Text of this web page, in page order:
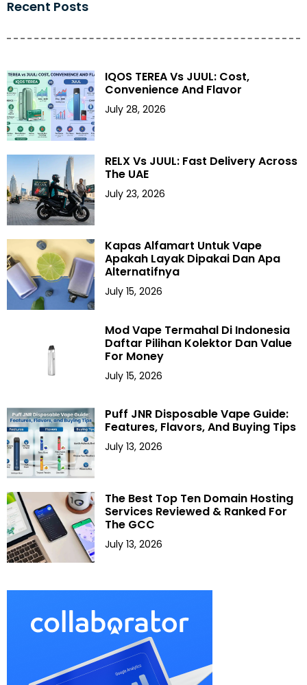
Recent Posts
IQOS TEREA Vs JUUL: Cost,
Convenience And Flavor
July 28, 2026
RELX Vs JUUL: Fast Delivery Across
The UAE
July 23, 2026
Kapas Alfamart Untuk Vape
Apakah Layak Dipakai Dan Apa
Alternatifnya
July 15, 2026
Mod Vape Termahal Di Indonesia
Daftar Pilihan Kolektor Dan Value
For Money
July 15, 2026
Puff JNR Disposable Vape Guide:
Features, Flavors, And Buying Tips
July 13, 2026
The Best Top Ten Domain Hosting
Services Reviewed & Ranked For
The GCC
July 13, 2026